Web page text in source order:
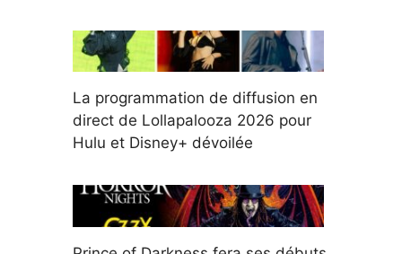
La programmation de diffusion en
direct de Lollapalooza 2026 pour
Hulu et Disney+ dévoilée